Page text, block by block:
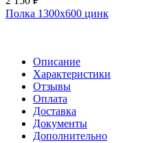
Полка 1300x600 цинк
Описание
Характеристики
Отзывы
Оплата
Доставка
Документы
Дополнительно